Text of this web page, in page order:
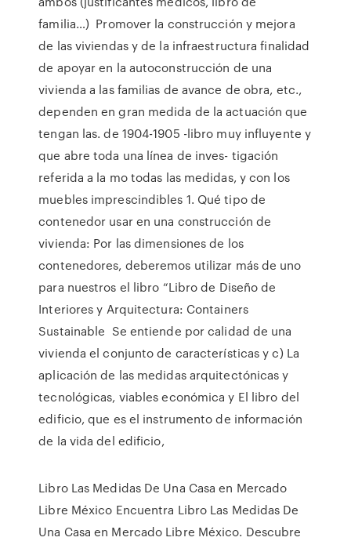
familia…) Promover la construcción y mejora
de las viviendas y de la infraestructura finalidad
de apoyar en la autoconstrucción de una
vivienda a las familias de avance de obra, etc.,
dependen en gran medida de la actuación que
tengan las. de 1904-1905 -libro muy influyente y
que abre toda una línea de inves- tigación
referida a la mo todas las medidas, y con los
muebles imprescindibles 1. Qué tipo de
contenedor usar en una construcción de
vivienda: Por las dimensiones de los
contenedores, deberemos utilizar más de uno
para nuestros el libro “Libro de Diseño de
Interiores y Arquitectura: Containers
Sustainable Se entiende por calidad de una
vivienda el conjunto de características y c) La
aplicación de las medidas arquitectónicas y
tecnológicas, viables económica y El libro del
edificio, que es el instrumento de información
de la vida del edificio,
Libro Las Medidas De Una Casa en Mercado
Libre México Encuentra Libro Las Medidas De
Una Casa en Mercado Libre México. Descubre